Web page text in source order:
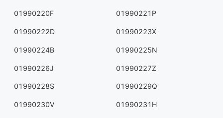
01990220F 01990221P
01990222D 01990223X
01990224B 01990225N
01990226J 01990227Z
01990228S 01990229Q
01990230V 01990231H